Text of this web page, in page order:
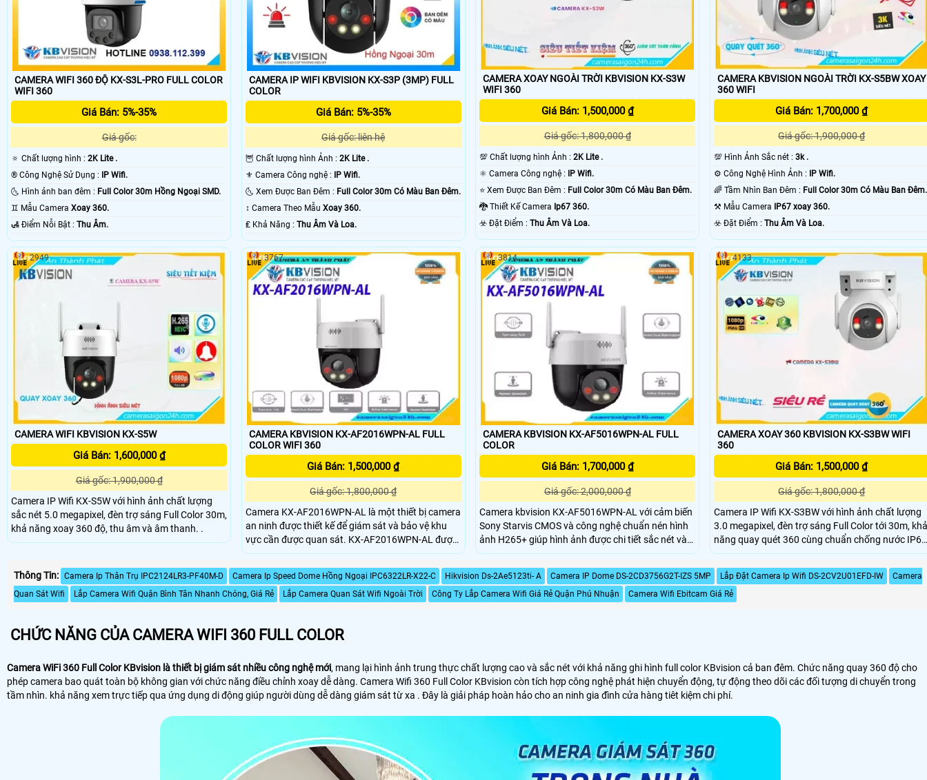
CAMERA WIFI 360 ĐỘ KX-S3L-PRO FULL COLOR
WIFI 360
Giá Bán: 5%-35%
Giá gốc:
🔅 Chất lượng hình : 2K Lite .
®️ Công Nghệ Sử Dụng :
IP Wifi.
🌜 Hình ảnh ban đêm : Full Color 30m Hồng Ngoại SMD.
♊ Mẫu Camera Xoay 360.
️🛃 Điểm Nỗi Bật : Thu Âm.
CAMERA IP WIFI KBVISION KX-S3P (3MP) FULL
COLOR
Giá Bán: 5%-35%
Giá gốc: liên hệ
🦉 Chất lượng hình Ảnh : 2K Lite .
⚜️ Camera Công nghệ :
IP Wifi.
🌜 Xem Được Ban Đêm : Full Color 30m Có Màu Ban Ðêm.
↕️ Camera Theo Mẫu Xoay 360.
️₤ Khả Năng : Thu Âm Và Loa.
CAMERA XOAY NGOÀI TRỜI KBVISION KX-S3W
WIFI 360
Giá Bán: 1,500,000 ₫
Giá gốc: 1,800,000 ₫
💯 Chất lượng hình Ảnh :2K Lite .
⚛️ Camera Công nghệ :
IP Wifi.
⭐ Xem Được Ban Đêm : Full Color 30m Có Màu Ban Ðêm.
🐉️ Thiết Kế Camera Ip67 360.
️☣️ Đặt Điểm :Thu Âm Và Loa.
CAMERA KBVISION NGOÀI TRỜI KX-S5BW XOAY
360 WIFI
Giá Bán: 1,700,000 ₫
Giá gốc: 1,900,000 ₫
💯 Hình Ảnh Sắc nét : 3k .
⚙ Công Nghệ Hình Ảnh :
IP Wifi.
🌈 Tầm Nhìn Ban Đêm : Full Color 30m Có Màu Ban Ðêm.
⚒ Mẫu Camera
IP67 xoay 360.
️☣️ Đặt Điểm : Thu Âm Và Loa.
CAMERA WIFI KBVISION KX-S5W
Giá Bán: 1,600,000 ₫
Giá gốc: 1,900,000 ₫
Camera IP Wifi KX-S5W với hình ảnh chất lượng
sắc nét 5.0 megapixel, đèn trợ sáng Full Color 30m,
khả năng xoay 360 độ, thu âm và âm thanh. .
2949
CAMERA KBVISION KX-AF2016WPN-AL FULL
COLOR WIFI 360
Giá Bán: 1,500,000 ₫
Giá gốc: 1,800,000 ₫
Camera KX-AF2016WPN-AL là một thiết bị camera
an ninh được thiết kế để giám sát và bảo vệ khu
vực cần được quan sát. KX-AF2016WPN-AL được
trang bị với các tính năng nâng cao như cảm biến
chuyển động, hồng ngoại và chống ngược sáng
giúp cải thiện khả năng quan sát vào ban đêm
hoặc trong môi trường ánh sáng yếu.
3767
CAMERA KBVISION KX-AF5016WPN-AL FULL
COLOR
Giá Bán: 1,700,000 ₫
Giá gốc: 2,000,000 ₫
Camera kbvision KX-AF5016WPN-AL với cảm biến
Sony Starvis CMOS và công nghệ chuẩn nén hình
ảnh H265+ giúp hình ảnh được chi tiết sắc nét và
sống động . Camera được hỗ trợ đèn Led trợ sáng
thông minh đến 30m và chuẩn chống bụi, nước
IP66 thích hợp để gắn trong nhà hoặc ngoài trời.
3814
CAMERA XOAY 360 KBVISION KX-S3BW WIFI
360
Giá Bán: 1,500,000 ₫
Giá gốc: 1,800,000 ₫
Camera IP Wifi KX-S3BW với hình ảnh chất lượng
3.0 megapixel, đèn trợ sáng Full Color tới 30m, khả
năng quay quét 360 cùng chuẩn chống nước IP67
giúp camera hoạt động và thu được hình ảnh ổn
định mà không bị ảnh hưởng bởi yếu tố thời tiết
cũng như ánh sáng.
4133
Thông Tin: Camera Ip Thân Trụ IPC2124LR3-PF40M-D Camera Ip Speed Dome Hồng Ngoại IPC6322LR-X22-C Hikvision Ds-2Ae5123ti- A Camera IP Dome DS-2CD3756G2T-IZS 5MP Lắp Đặt Camera Ip Wifi DS-2CV2U01EFD-IW
Camera
Quan Sát Wifi
Lắp Camera Wifi Quận Bình Tân Nhanh Chóng, Giá Rẻ Lắp Camera Quan Sát Wifi Ngoài Trời Công Ty Lắp Camera Wifi Giá Rẻ Quận Phú Nhuận Camera Wifi Ebitcam Giá Rẻ
CHỨC NĂNG CỦA CAMERA WIFI 360 FULL COLOR
Camera WiFi 360 Full Color KBvision là thiết bị giám sát nhiều công nghệ mới, mang lại hình ảnh trung thực chất lượng cao và sắc nét với khả năng ghi hình full color KBvision cả ban đêm. Chức năng quay 360 độ cho
phép camera bao quát toàn bộ không gian với chức năng điều chỉnh xoay dễ dàng. Camera Wifi 360 Full Color KBvision còn tích hợp công nghệ phát hiện chuyển động, tự động theo dõi các đối tượng di chuyển trong
tầm nhìn. khả năng xem trực tiếp qua ứng dụng di động giúp người dùng dễ dàng giám sát từ xa . Đây là giải pháp hoàn hảo cho an ninh gia đình cửa hàng tiêt kiệm chi phí.